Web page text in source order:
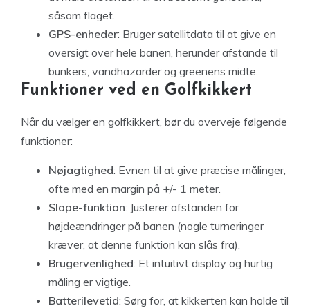
såsom flaget.
GPS-enheder: Bruger satellitdata til at give en
oversigt over hele banen, herunder afstande til
bunkers, vandhazarder og greenens midte.
Funktioner ved en Golfkikkert
Når du vælger en golfkikkert, bør du overveje følgende
funktioner:
Nøjagtighed: Evnen til at give præcise målinger,
ofte med en margin på +/- 1 meter.
Slope-funktion: Justerer afstanden for
højdeændringer på banen (nogle turneringer
kræver, at denne funktion kan slås fra).
Brugervenlighed: Et intuitivt display og hurtig
måling er vigtige.
Batterilevetid: Sørg for, at kikkerten kan holde til